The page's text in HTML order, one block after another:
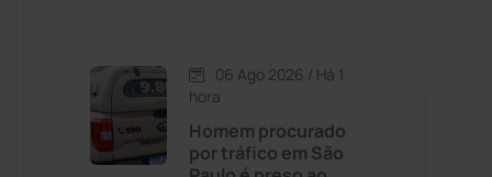
Caetité (1504)
Candiba (157)
06 Ago 2026 / Há 1
hora
Homem procurado
por tráfico em São